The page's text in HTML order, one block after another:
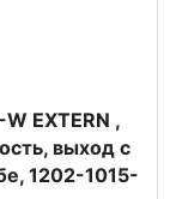
EXTERN ,
выход с
1202-1015-